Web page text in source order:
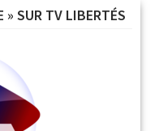
» SUR TV LIBERTÉS